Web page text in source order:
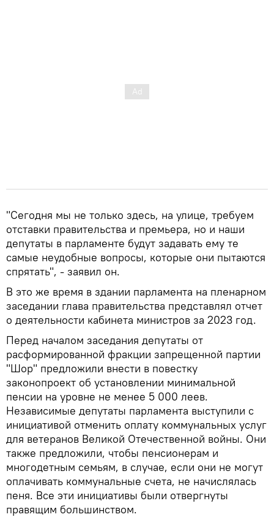
"Сегодня мы не только здесь, на улице, требуем
отставки правительства и премьера, но и наши
депутаты в парламенте будут задавать ему те
самые неудобные вопросы, которые они пытаются
спрятать", - заявил он.
В это же время в здании парламента на пленарном
заседании глава правительства представлял отчет
о деятельности кабинета министров за 2023 год.
Перед началом заседания депутаты от
расформированной фракции запрещенной партии
"Шор" предложили внести в повестку
законопроект об установлении минимальной
пенсии на уровне не менее 5 000 леев.
Независимые депутаты парламента выступили с
инициативой отменить оплату коммунальных услуг
для ветеранов Великой Отечественной войны. Они
также предложили, чтобы пенсионерам и
многодетным семьям, в случае, если они не могут
оплачивать коммунальные счета, не начислялась
пеня. Все эти инициативы были отвергнуты
правящим большинством.